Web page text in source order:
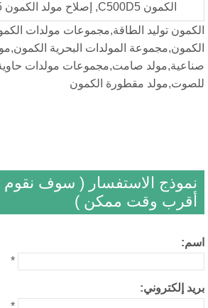
مولدات الكمون,مولدات الديزل
البحرية الكمون,مولدات الكمون,مولدات
مولدات حاوية الكمون,مولد عازل
الكمون
( سوف نقوم بالرد عليك في
)